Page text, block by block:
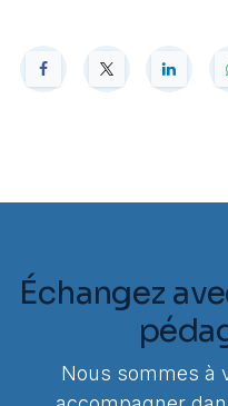
Échangez
Nous sommes à